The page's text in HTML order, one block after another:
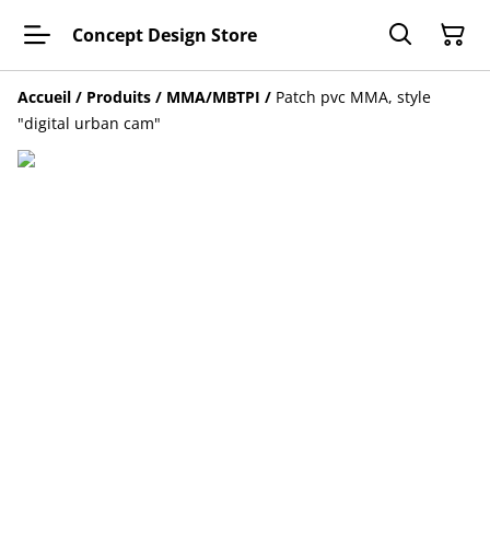
Concept Design Store
Accueil / Produits / MMA/MBTPI / Patch pvc MMA, style
"digital urban cam"